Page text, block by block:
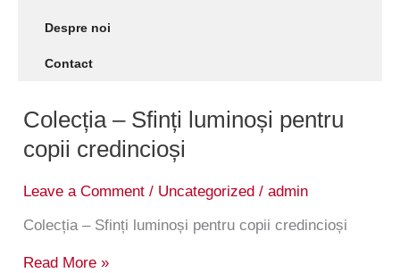
Despre noi
Contact
Colecția – Sfinți luminoși pentru
copii credincioși
Leave a Comment / Uncategorized /admin
Colecția – Sfinți luminoși pentru copii credincioși
Colecția
Read More »